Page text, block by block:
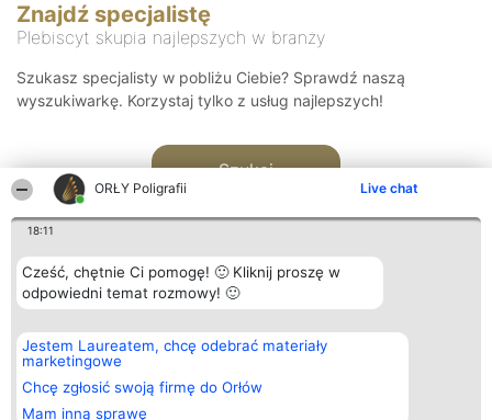
ORŁY Poligrafii Live chat
18:11
Cześć, chętnie Ci pomogę! 🙂 Kliknij proszę w
odpowiedni temat rozmowy! 🙂
Jestem Laureatem, chcę odebrać materiały
marketingowe
Chcę zgłosić swoją firmę do Orłów
Mam inną sprawę
Znajdź specjalistę
Plebiscyt skupia najlepszych w branży
Szukasz specjalisty w pobliżu Ciebie? Sprawdź naszą
wyszukiwarkę. Korzystaj tylko z usług najlepszych!
Szukaj
Organizator plebiscytu
Bright Side Solutions sp. z o.
o. sp. k.
ul. Ruska 22
Wrocław 50-079
KRS 0000749100 | Regon
Plebiscyt
Laureaci
wszystkich
Laureatów
Kontakt
Kontakt